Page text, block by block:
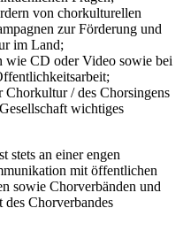
von chorkulturellen
zur Förderung und
im Land;
wie CD oder Video sowie bei
Chorkultur / des Chorsingens
wichtiges
stets an einer engen
mit öffentlichen
sowie Chorverbänden und
des Chorverbandes